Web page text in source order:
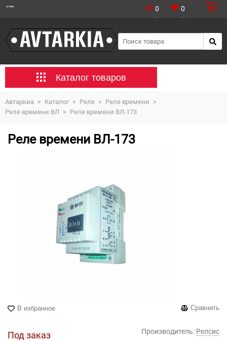
0 0
Каталог товаров
Автаркиа > Каталог > Реле > Реле времени >
Реле времени ВЛ > Реле времени ВЛ-173
Реле времени ВЛ-173
В избранное Сравнить
Под заказ Производитель: Релсис